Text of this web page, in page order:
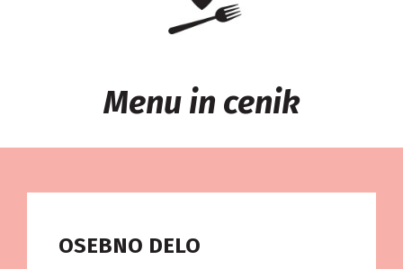
Menu in cenik
OSEBNO DELO